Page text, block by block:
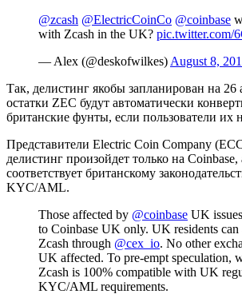
@zcash @ElectricCoinCo @coinbase
with Zcash in the UK? pic.twitter.com/
— Alex (@deskofwilkes) August 8,
Так, делистинг якобы запланирован на 26
остатки ZEC будут автоматически
британские фунты, если пользователи их
Представители Electric Coin Company
делистинг произойдет только на
соответствует британскому
KYC/AML.
Those affected by @coinbase UK
to Coinbase UK only. UK residents
Zcash through @cex_io. No other
UK affected. To pre-empt speculation,
Zcash is 100% compatible with UK
KYC/AML requirements.